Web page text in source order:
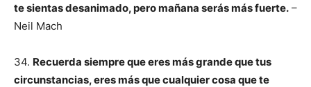
te sientas desanimado, pero mañana serás más fuerte. –
Neil Mach
34. Recuerda siempre que eres más grande que tus
circunstancias, eres más que cualquier cosa que te